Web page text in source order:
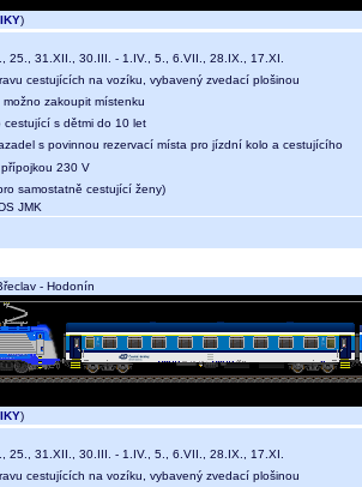
)
25., 31.XII., 30.III. - 1.IV., 5., 6.VII., 28.IX., 17.XI.
cestujících na vozíku, vybavený zvedací plošinou
zakoupit místenku
cestující s dětmi do 10 let
s povinnou rezervací místa pro jízdní kolo a cestujícího
230 V
samostatně cestující ženy)
JMK
- Hodonín
)
25., 31.XII., 30.III. - 1.IV., 5., 6.VII., 28.IX., 17.XI.
cestujících na vozíku, vybavený zvedací plošinou